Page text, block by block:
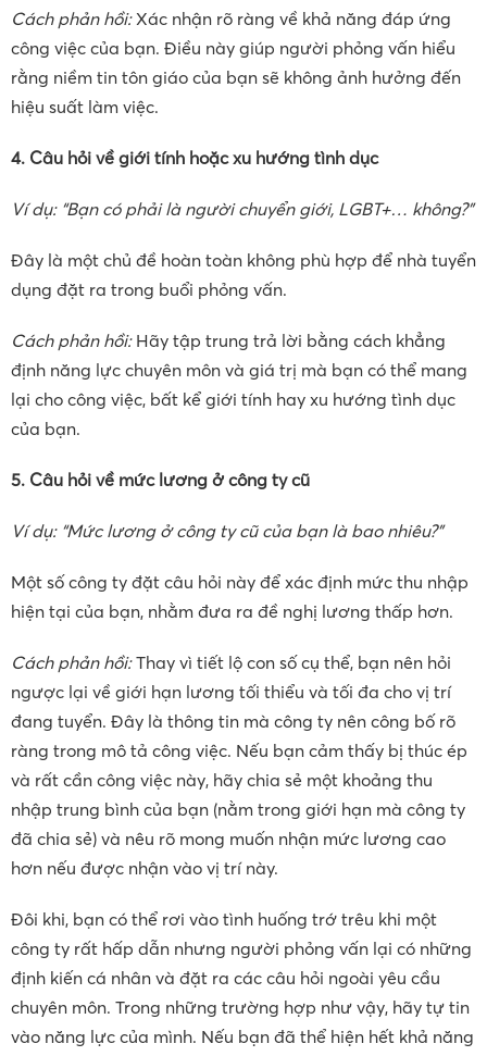
Cách phản hồi:Xác nhận rõ ràng về khả năng đáp ứng
công việc của bạn. Điều này giúp người phỏng vấn hiểu
rằng niềm tin tôn giáo của bạn sẽ không ảnh hưởng đến
hiệu suất làm việc.
4. Câu hỏi về giới tính hoặc xu hướng tình dục
Ví dụ: “Bạn có phải là người chuyển giới, LGBT+… không?”
Đây là một chủ đề hoàn toàn không phù hợp để nhà tuyển
dụng đặt ra trong buổi phỏng vấn.
Cách phản hồi:Hãy tập trung trả lời bằng cách khẳng
định năng lực chuyên môn và giá trị mà bạn có thể mang
lại cho công việc, bất kể giới tính hay xu hướng tình dục
của bạn.
5. Câu hỏi về mức lương ở công ty cũ
Ví dụ: “Mức lương ở công ty cũ của bạn là bao nhiêu?”
Một số công ty đặt câu hỏi này để xác định mức thu nhập
hiện tại của bạn, nhằm đưa ra đề nghị lương thấp hơn.
Cách phản hồi:Thay vì tiết lộ con số cụ thể, bạn nên hỏi
ngược lại về giới hạn lương tối thiểu và tối đa cho vị trí
đang tuyển. Đây là thông tin mà công ty nên công bố rõ
ràng trong mô tả công việc. Nếu bạn cảm thấy bị thúc ép
và rất cần công việc này, hãy chia sẻ một khoảng thu
nhập trung bình của bạn (nằm trong giới hạn mà công ty
đã chia sẻ) và nêu rõ mong muốn nhận mức lương cao
hơn nếu được nhận vào vị trí này.
Đôi khi, bạn có thể rơi vào tình huống trớ trêu khi một
công ty rất hấp dẫn nhưng người phỏng vấn lại có những
định kiến cá nhân và đặt ra các câu hỏi ngoài yêu cầu
chuyên môn. Trong những trường hợp như vậy, hãy tự tin
vào năng lực của mình. Nếu bạn đã thể hiện hết khả năng